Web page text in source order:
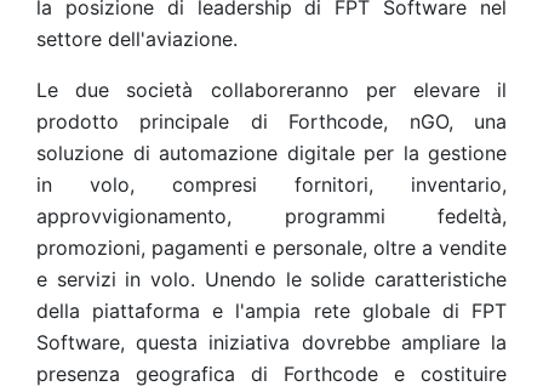
la posizione di leadership di FPT Software nel
settore dell'aviazione.
Le due società collaboreranno per elevare il
prodotto principale di Forthcode, nGO, una
soluzione di automazione digitale per la gestione
in volo, compresi fornitori, inventario,
approvvigionamento, programmi fedeltà,
promozioni, pagamenti e personale, oltre a vendite
e servizi in volo. Unendo le solide caratteristiche
della piattaforma e l'ampia rete globale di FPT
Software, questa iniziativa dovrebbe ampliare la
presenza geografica di Forthcode e costituire